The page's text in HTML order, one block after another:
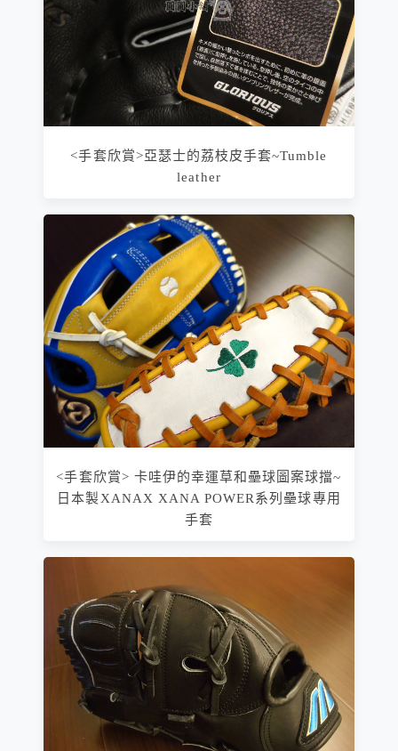
<手套欣賞>亞瑟士的荔枝皮手套~Tumble
leather
<手套欣賞> 卡哇伊的幸運草和壘球圖案球擋~
日本製XANAX XANA POWER系列壘球專用
手套